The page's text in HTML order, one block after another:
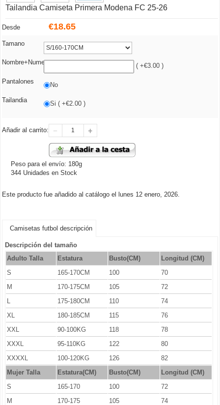
Tailandia Camiseta Primera Modena FC 25-26
Desde €18.65
Tamano
Nombre+Numero ( +€3.00 )
Pantalones No
Tailandia Si ( +€2.00 )
Añadir al carrito:
Peso para el envío: 180g
344 Unidades en Stock
Este producto fue añadido al catálogo el lunes 12 enero, 2026.
Camisetas futbol descripción
Descripción del tamaño
Adulto Talla
Estatura Busto(CM)
Longitud (CM)
S
165-170CM 100
70
M
170-175CM 105
72
L
175-180CM 110
74
XL
180-185CM 115
76
XXL
90-100KG 118
78
XXXL
95-110KG 122
80
XXXXL
100-120KG 126
82
Mujer Talla
Estatura(CM) Busto(CM)
Longitud (CM)
S
165-170 100
72
M
170-175 105
74